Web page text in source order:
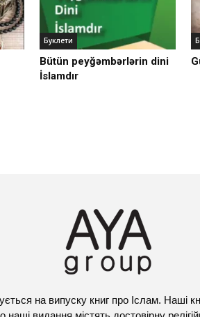
Буклети
Bütün peyğəmbərlərin dini
İslamdır
на випуску книг про Іслам. Наші